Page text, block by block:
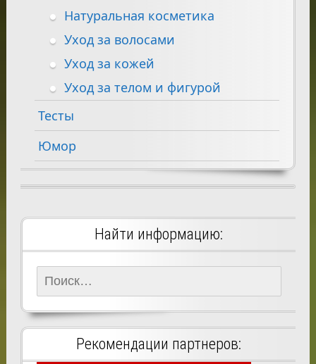
Натуральная косметика
Уход за волосами
Уход за кожей
Уход за телом и фигурой
Тесты
Юмор
Найти информацию:
Найти:
Рекомендации партнеров: